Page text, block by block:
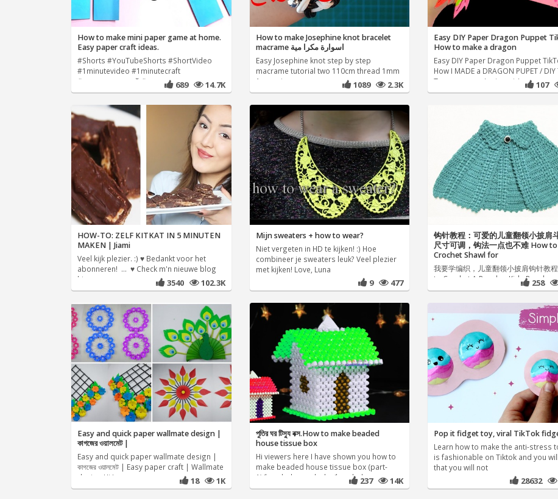
How to make mini paper game at home.
Easy paper craft ideas.
#Shorts #YouTubeShorts #ShortVideo
#1minutevideo #1minutecraft
#иградлядрузей #papergame
689 14.7K
How to make Josephine knot bracelet
macrame اسوارة مكرا مية
Easy Josephine knot step by step
macrame tutorial two 110cm thread 1mm
1mm wire
1089 2.3K
Easy DIY Paper Dragon Puppet
How to make a dragon
Easy DIY Paper Dragon Puppet
How I MADE a DRAGON PUPET /
Ток драконы / origami /
107
HOW-TO: ZELF KITKAT IN 5 MINUTEN
MAKEN | Jiami
Veel kijk plezier. :) ♥ Bedankt voor het
abonneren! ... ♥ Check m'n nieuwe blog
hier:
3540 102.3K
Mijn sweaters + how to wear?
Niet vergeten in HD te kijken! :) Hoe
combineer je sweaters leuk? Veel plezier
met kijken! Love, Luna
9 477
钩针教程：可爱的儿童翻领小披肩
尺寸可调，钩法一点也不难 How to
Crochet Shawl for
我要学编织，儿童翻领小披肩钩针教
to Crochet A Poncho: Kids Poncho
258
Easy and quick paper wallmate design |
কাগজের ওয়ালমেট |
Easy and quick paper wallmate design |
কাগজের ওয়ালমেট | Easy paper craft | Wallmate
design Hi I am
18 1K
পুতির ঘর টিস্যু বক্স.How to make beaded
house tissue box
Hi viewers here I have shown you how to
make beaded house tissue box (part-
1)/beaded weardrobe/beaded237 14K
Pop it fidget toy, viral TikTok
Learn how to make the anti-stress
is fashionable on Tiktok and you
that you will not
28632